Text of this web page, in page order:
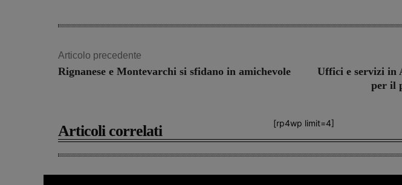
Articolo precedente
Rignanese e Montevarchi si sfidano in amichevole
Uffici e servizi in
per il
[rp4wp limit=4]
Articoli correlati